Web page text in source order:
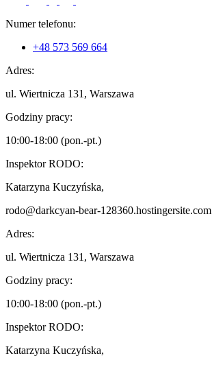
Numer telefonu:
+48 573 569 664
Adres:
ul. Wiertnicza 131, Warszawa
Godziny pracy:
10:00-18:00 (pon.-pt.)
Inspektor RODO:
Katarzyna Kuczyńska,
rodo@darkcyan-bear-128360.hostingersite.com
Adres:
ul. Wiertnicza 131, Warszawa
Godziny pracy:
10:00-18:00 (pon.-pt.)
Inspektor RODO:
Katarzyna Kuczyńska,